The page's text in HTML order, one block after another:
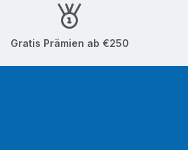
Gratis Prämien ab €250